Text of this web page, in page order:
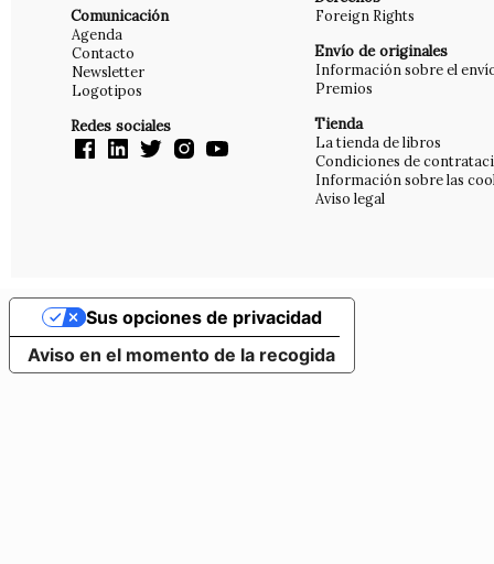
Comunicación
Agenda
Contacto
Newsletter
Logotipos
Redes sociales
Foreign Rights
Envío de originales
Información sobre el
Premios
Tienda
La tienda de libros
Condiciones de
Información sobre las
Aviso legal
Aviso en el momento de la recogida
Sus opciones de privacidad